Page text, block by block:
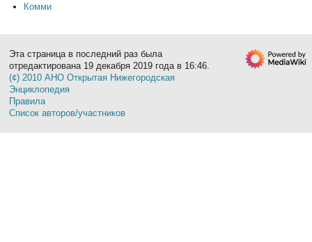
Комми
Эта страница в последний раз была
отредактирована 19 декабря 2019 года в 16:46.
(¢) 2010 АНО Открытая Нижегородская
Энциклопедия
Правила
Список авторов/участников